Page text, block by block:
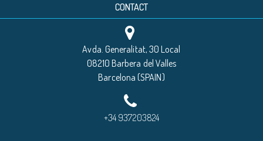
CONTACT
Avda. Generalitat, 30 Local
08210 Barbera del Valles
Barcelona (SPAIN)
+34 937203824